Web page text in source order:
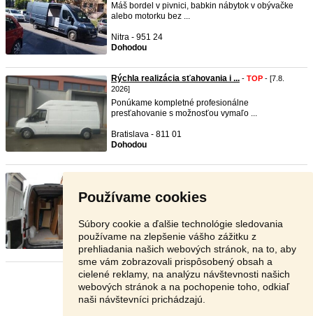
Používame cookies
Súbory cookie a ďalšie technológie sledovania
používame na zlepšenie vášho zážitku z
prehliadania našich webových stránok, na to, aby
sme vám zobrazovali prispôsobený obsah a
cielené reklamy, na analýzu návštevnosti našich
webových stránok a na pochopenie toho, odkiaľ
naši návštevníci prichádzajú.
Máš bordel v pivnici, babkin nábytok v obývačke
alebo motorku bez ...
Nitra - 951 24
Dohodou
Rýchla realizácia sťahovania i ... - TOP - [7.8.
2026]
Ponúkame kompletné profesionálne
presťahovanie s možnosťou vymaľo ...
Bratislava - 811 01
Dohodou
stahovanie ,prevoz stavebneho materialu,odvoz
Bratislava - 811 01
Dohodou
Stránka: 1 2 3 Ďalšia